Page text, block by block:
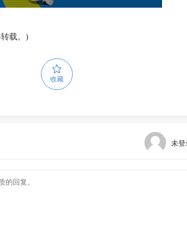
载。)
收藏
未登